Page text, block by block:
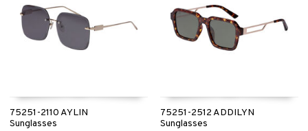
75251-2110 AYLIN
Sunglasses
75251-2512 ADDILYN
Sunglasses